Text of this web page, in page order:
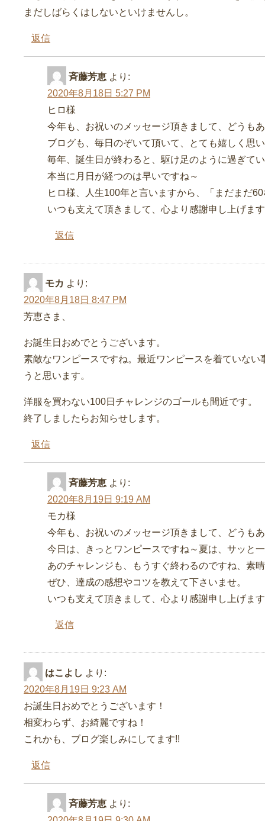
まだしばらくはしないといけませんし。
返信
斉藤芳恵 より:
2020年8月18日 5:27 PM
ヒロ様
今年も、お祝いのメッセージ頂きまして、どうも
ブログも、毎日のぞいて頂いて、とても嬉しく思
毎年、誕生日が終わると、駆け足のように過ぎて
本当に月日が経つのは早いですね～
ヒロ様、人生100年と言いますから、「まだまだ
いつも支えて頂きまして、心より感謝申し上げま
返信
モカ より:
2020年8月18日 8:47 PM
芳恵さま、
お誕生日おめでとうございます。
素敵なワンピースですね。最近ワンピースを着ていな
うと思います。
洋服を買わない100日チャレンジのゴールも間近です。
終了しましたらお知らせします。
返信
斉藤芳恵 より:
2020年8月19日 9:19 AM
モカ様
今年も、お祝いのメッセージ頂きまして、どうも
今日は、きっとワンピースですね～夏は、サッと
あのチャレンジも、もうすぐ終わるのですね、素
ぜひ、達成の感想やコツを教えて下さいませ。
いつも支えて頂きまして、心より感謝申し上げま
返信
はこよし より:
2020年8月19日 9:23 AM
お誕生日おめでとうございます！
相変わらず、お綺麗ですね！
これかも、ブログ楽しみにしてます!!
返信
斉藤芳恵 より: